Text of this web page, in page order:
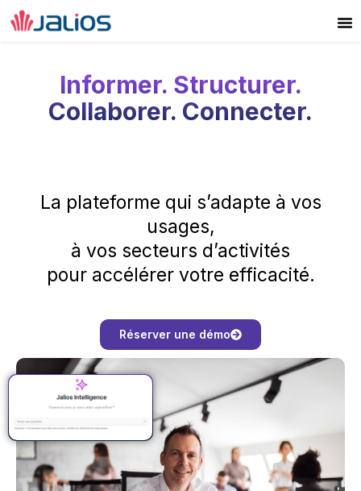
Aller
au
Informer. Structurer.
Collaborer. Connecter.
La plateforme qui s’adapte à vos
usages,
à vos secteurs d’activités
pour accélérer votre efficacité.
Réserver une démo